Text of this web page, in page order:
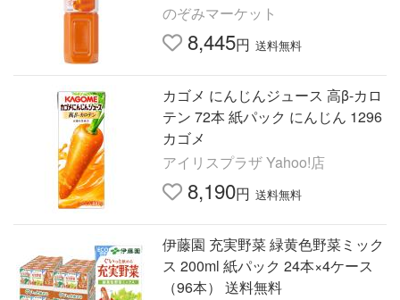
のぞみマーケット
8,445円 送料無料
カゴメ にんじんジュース 高β-カロ
テン 72本 紙パック にんじん 1296
カゴメ
アイリスプラザ Yahoo!店
8,190円 送料無料
伊藤園 充実野菜 緑黄色野菜ミック
ス 200ml 紙パック 24本×4ケース
（96本） 送料無料